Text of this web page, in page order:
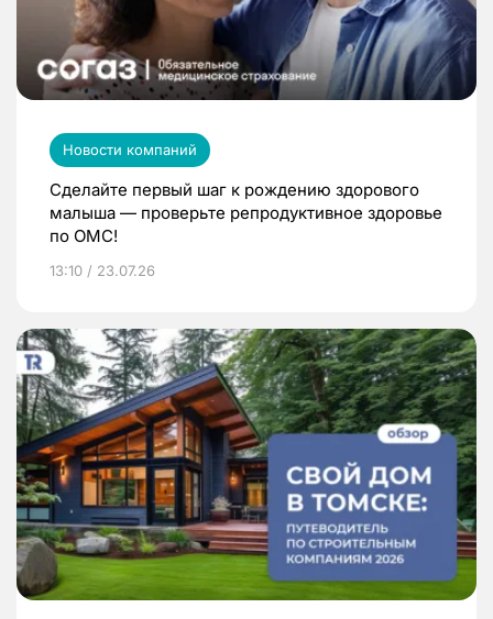
Новости компаний
Сделайте первый шаг к рождению здорового
малыша — проверьте репродуктивное здоровье
по ОМС!
13:10 / 23.07.26